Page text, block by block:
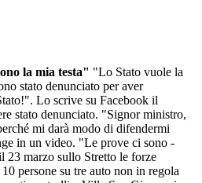
la mia testa" "Lo Stato vuole la
stato denunciato per aver
Lo scrive su Facebook il
stato denunciato. "Signor ministro,
mi darà modo di difendermi
in un video. "Le prove ci sono -
23 marzo sullo Stretto le forze
persone su tre auto non in regola